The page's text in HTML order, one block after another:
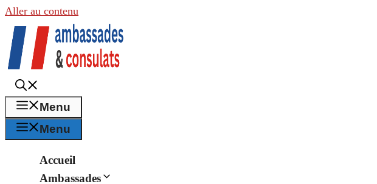
Aller au contenu
Menu
Menu
Accueil
Ambassades